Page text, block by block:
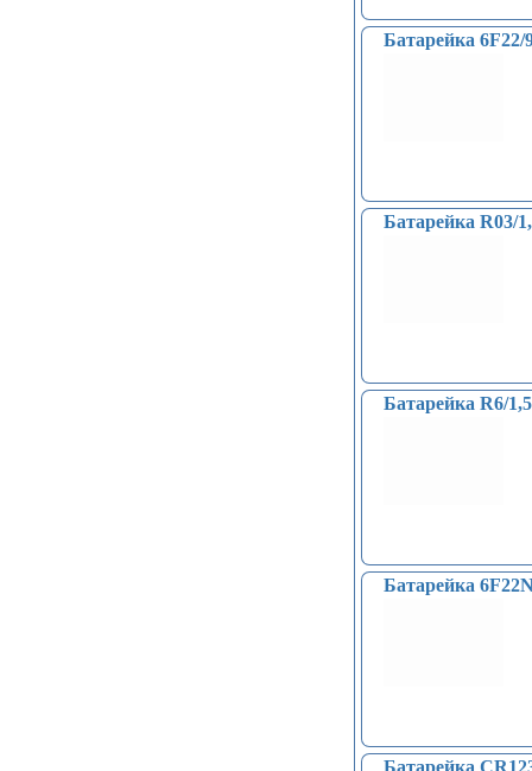
Батарейка
Батарейка R03/
Батарейка R6/
Батарейка
Батарейка